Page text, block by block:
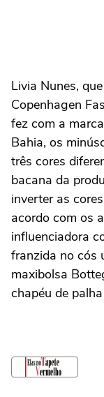
Livia Nunes,
Copenhagen
fez com a
Bahia, os
três cores
bacana da
inverter as
acordo com os
influenciadora
franzida no cós
maxibolsa
chapéu de